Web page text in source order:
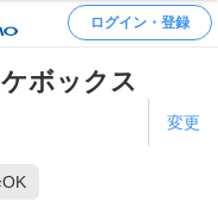
ログイン・登録
ボックス
変更